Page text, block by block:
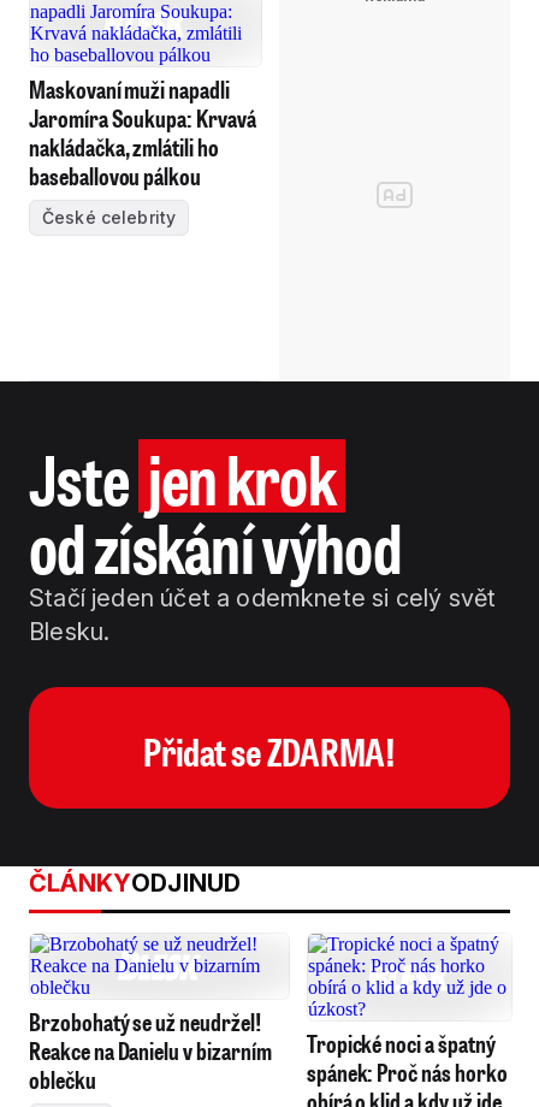
Maskovaní muži napadli
Jaromíra Soukupa: Krvavá
nakládačka, zmlátili ho
baseballovou pálkou
České celebrity
Jste jen krok
od získání výhod
Stačí jeden účet a odemknete si celý svět
Blesku.
Přidat se ZDARMA!
ČLÁNKYODJINUD
Brzobohatý se už neudržel!
Reakce na Danielu v bizarním
oblečku
Tropické noci a špatný
spánek: Proč nás horko